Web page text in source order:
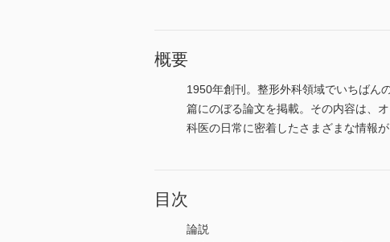
概要
1950年創刊。整形外科領域でいちばん
篇にのぼる論文を掲載。その内容は、
科医の日常に密着したさまざまな情報が
目次
論説